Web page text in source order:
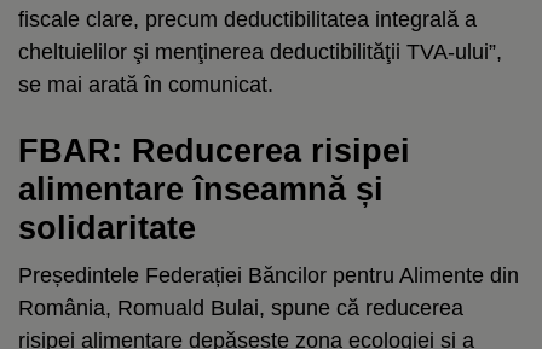
fiscale clare, precum deductibilitatea integrală a
cheltuielilor şi menţinerea deductibilităţii TVA-ului”,
se mai arată în comunicat.
FBAR: Reducerea risipei
alimentare înseamnă și
solidaritate
Președintele Federației Băncilor pentru Alimente din
România, Romuald Bulai, spune că reducerea
risipei alimentare depășește zona ecologiei și a